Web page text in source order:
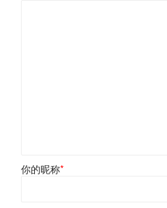
你的昵称*